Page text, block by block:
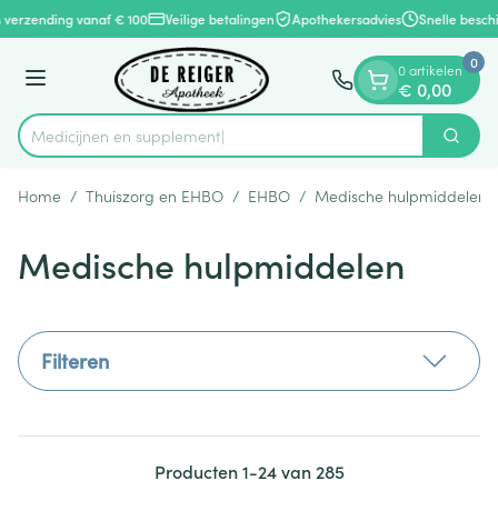
Ga naar de inhoud
1 van 1 vanaf € 100 Veilige betalingen Apothekersadvies Snelle
Menu
Product, merk, categorie...
Medic Zoek
0 artikelen
€ 0,00
0
Home / Thuiszorg en EHBO / EHBO / Medische hulpmiddelen
Medische hulpmiddelen
Filteren
Producten1-24van 285